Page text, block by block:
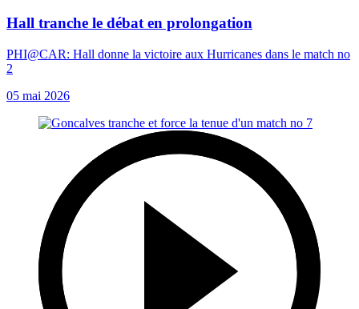
Hall tranche le débat en prolongation
PHI@CAR: Hall donne la victoire aux Hurricanes dans le match no
2
05 mai 2026